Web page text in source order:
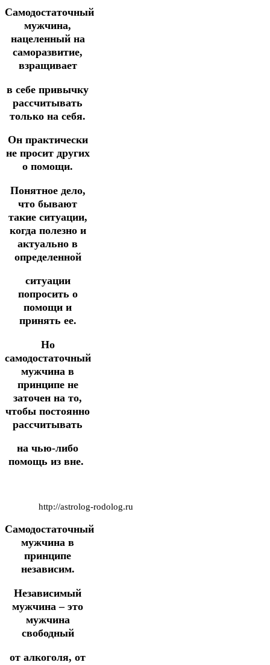
Самодостаточный
мужчина,
нацеленный на
саморазвитие,
взращивает
в себе привычку
рассчитывать
только на себя.
Он практически
не просит других
о помощи.
Понятное дело,
что бывают
такие ситуации,
когда полезно и
актуально в
определенной
ситуации
попросить о
помощи и
принять ее.
Но
самодостаточный
мужчина в
принципе не
заточен на то,
чтобы постоянно
рассчитывать
на чью-либо
помощь из вне.
http://astrolog-rodolog.ru
Самодостаточный
мужчина в
принципе
независим.
Независимый
мужчина – это
мужчина
свободный
от алкоголя, от